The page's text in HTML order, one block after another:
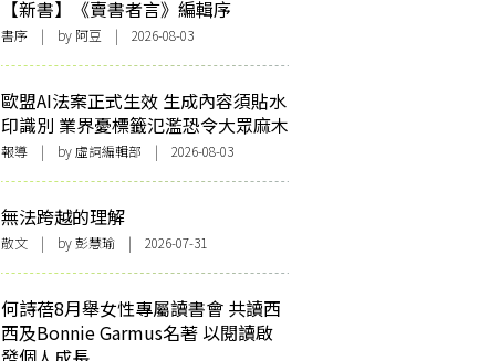
【新書】《賣書者言》編輯序
書序 | by 阿豆 | 2026-08-03
歐盟AI法案正式生效 生成內容須貼水
印識別 業界憂標籤氾濫恐令大眾麻木
報導 | by 虛詞編輯部 | 2026-08-03
無法跨越的理解
散文 | by 彭慧瑜 | 2026-07-31
何詩蓓8月舉女性專屬讀書會 共讀西
西及Bonnie Garmus名著 以閱讀啟